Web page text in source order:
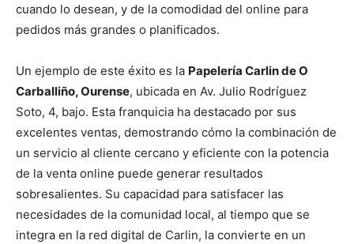
cuando lo desean, y de la comodidad del online para
pedidos más grandes o planificados.
Un ejemplo de este éxito es la Papelería Carlin de O
Carballiño, Ourense, ubicada en Av. Julio Rodríguez
Soto, 4, bajo. Esta franquicia ha destacado por sus
excelentes ventas, demostrando cómo la combinación de
un servicio al cliente cercano y eficiente con la potencia
de la venta online puede generar resultados
sobresalientes. Su capacidad para satisfacer las
necesidades de la comunidad local, al tiempo que se
integra en la red digital de Carlin, la convierte en un